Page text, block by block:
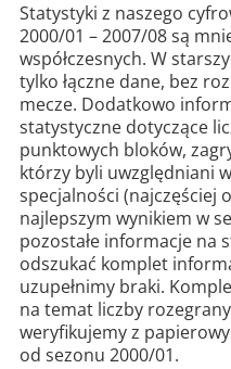
Statystyki z naszego
2000/01 – 2007/08 są
współczesnych. W
tylko łączne dane, bez
mecze. Dodatkowo
statystyczne dotyczące
punktowych bloków,
którzy byli uwzględniani
specjalności (najczęściej
najlepszym wynikiem w
pozostałe informacje na
odszukać komplet
uzupełnimy braki.
na temat liczby
weryfikujemy z
od sezonu 2000/01.